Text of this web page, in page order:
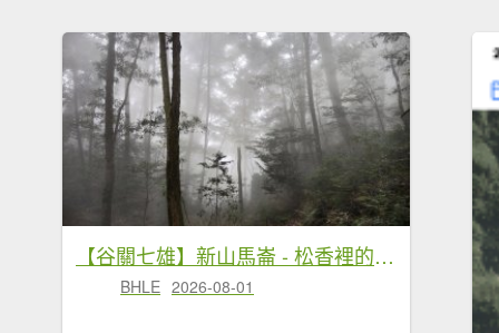
【谷關七雄】新山馬崙 - 松香裡的時光迴廊：聽山林講述歲月的故事
BHLE 2026-08-01